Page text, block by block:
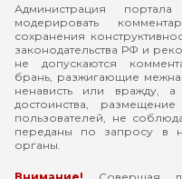
Администрация
модерировать
сохранения
законодательства РФ и
не допускаются
брань, разжигающие
ненависть или вражду,
достоинства,
пользователей, не
переданы по запросу в
органы.